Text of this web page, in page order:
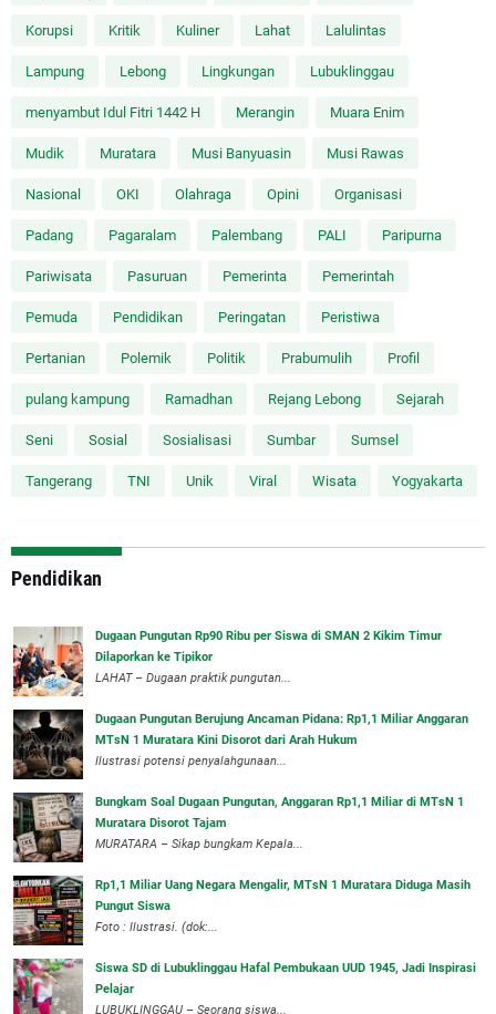
Korupsi Kritik Kuliner Lahat Lalulintas
Lampung Lebong Lingkungan Lubuklinggau
menyambut Idul Fitri 1442 H Merangin Muara Enim
Mudik Muratara Musi Banyuasin Musi Rawas
Nasional OKI Olahraga Opini Organisasi
Padang Pagaralam Palembang PALI Paripurna
Pariwisata Pasuruan Pemerinta Pemerintah
Pemuda Pendidikan Peringatan Peristiwa
Pertanian Polemik Politik Prabumulih Profil
pulang kampung Ramadhan Rejang Lebong Sejarah
Seni Sosial Sosialisasi Sumbar Sumsel
Tangerang TNI Unik Viral Wisata Yogyakarta
Pendidikan
Dugaan Pungutan Rp90 Ribu per Siswa di SMAN 2 Kikim Timur
Dilaporkan ke Tipikor
LAHAT – Dugaan praktik pungutan...
Dugaan Pungutan Berujung Ancaman Pidana: Rp1,1 Miliar Anggaran
MTsN 1 Muratara Kini Disorot dari Arah Hukum
Ilustrasi potensi penyalahgunaan...
Bungkam Soal Dugaan Pungutan, Anggaran Rp1,1 Miliar di MTsN 1
Muratara Disorot Tajam
‎MURATARA – Sikap bungkam Kepala...
‎Rp1,1 Miliar Uang Negara Mengalir, MTsN 1 Muratara Diduga Masih
Pungut Siswa
Foto : Ilustrasi. (dok:...
Siswa SD di Lubuklinggau Hafal Pembukaan UUD 1945, Jadi Inspirasi
Pelajar
LUBUKLINGGAU – Seorang siswa...